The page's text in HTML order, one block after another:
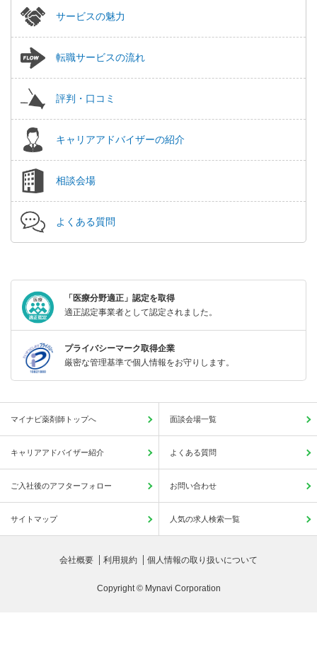
サービスの魅力
転職サービスの流れ
評判・口コミ
キャリアアドバイザーの紹介
相談会場
よくある質問
「医療分野適正」認定を取得
適正認定事業者として認定されました。
プライバシーマーク取得企業
厳密な管理基準で個人情報をお守りします。
マイナビ薬剤師トップへ 面談会場一覧
キャリアアドバイザー紹介 よくある質問
ご入社後のアフターフォロー お問い合わせ
サイトマップ 人気の求人検索一覧
会社概要 利用規約 個人情報の取り扱いについて
Copyright © Mynavi Corporation